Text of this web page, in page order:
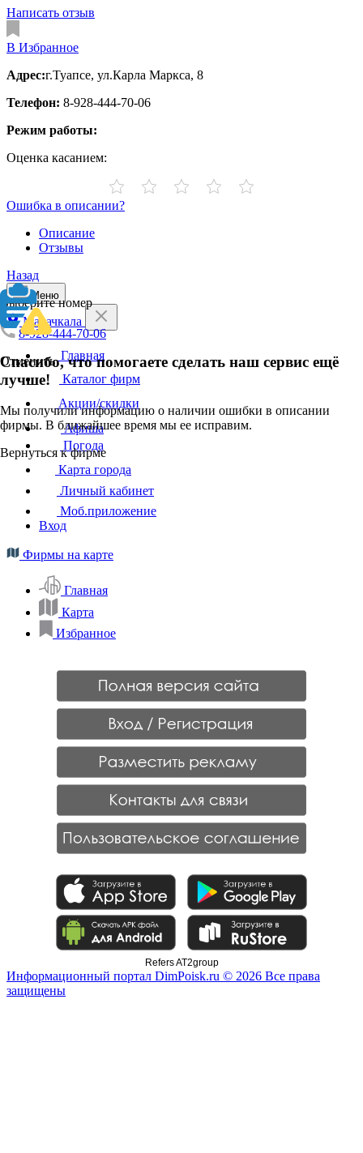
Написать отзыв
В Избранное
Адрес:г.Туапсе, ул.Карла Маркса, 8
Телефон: 8-928-444-70-06
Режим работы:
Оценка касанием:
Ошибка в описании?
Описание
Отзывы
Назад
Выберите номер
8-928-444-70-06
Отменить
Спасибо, что помогаете сделать наш сервис ещё
лучше!
Мы получили информацию о наличии ошибки в описании
фирмы. В ближайшее время мы ее исправим.
Вернуться к фирме
Меню
Махачкала
Главная
Каталог фирм
Акции/скидки
Афиша
Погода
Карта города
Личный кабинет
Моб.приложение
Вход
Фирмы на карте
Главная
Карта
Избранное
Refers AT2group
Информационный портал DimPoisk.ru © 2026 Все права
защищены